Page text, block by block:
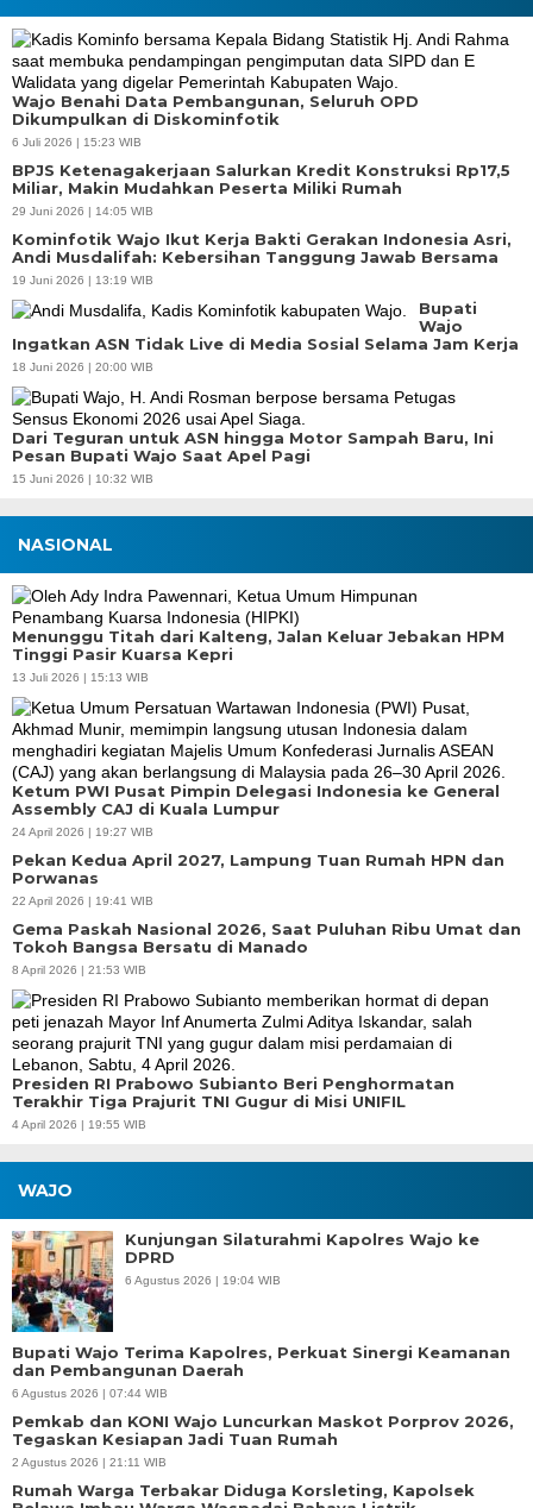
Wajo Benahi Data Pembangunan, Seluruh OPD
Dikumpulkan di Diskominfotik
6 Juli 2026 | 15:23 WIB
BPJS Ketenagakerjaan Salurkan Kredit Konstruksi Rp17,5
Miliar, Makin Mudahkan Peserta Miliki Rumah
29 Juni 2026 | 14:05 WIB
Kominfotik Wajo Ikut Kerja Bakti Gerakan Indonesia Asri,
Andi Musdalifah: Kebersihan Tanggung Jawab Bersama
19 Juni 2026 | 13:19 WIB
Bupati
Wajo
Ingatkan ASN Tidak Live di Media Sosial Selama Jam Kerja
18 Juni 2026 | 20:00 WIB
Dari Teguran untuk ASN hingga Motor Sampah Baru, Ini
Pesan Bupati Wajo Saat Apel Pagi
15 Juni 2026 | 10:32 WIB
NASIONAL
Menunggu Titah dari Kalteng, Jalan Keluar Jebakan HPM
Tinggi Pasir Kuarsa Kepri
13 Juli 2026 | 15:13 WIB
Ketum PWI Pusat Pimpin Delegasi Indonesia ke General
Assembly CAJ di Kuala Lumpur
24 April 2026 | 19:27 WIB
Pekan Kedua April 2027, Lampung Tuan Rumah HPN dan
Porwanas
22 April 2026 | 19:41 WIB
Gema Paskah Nasional 2026, Saat Puluhan Ribu Umat dan
Tokoh Bangsa Bersatu di Manado
8 April 2026 | 21:53 WIB
Presiden RI Prabowo Subianto Beri Penghormatan
Terakhir Tiga Prajurit TNI Gugur di Misi UNIFIL
4 April 2026 | 19:55 WIB
WAJO
Kunjungan Silaturahmi Kapolres Wajo ke
DPRD
6 Agustus 2026 | 19:04 WIB
Bupati Wajo Terima Kapolres, Perkuat Sinergi Keamanan
dan Pembangunan Daerah
6 Agustus 2026 | 07:44 WIB
Pemkab dan KONI Wajo Luncurkan Maskot Porprov 2026,
Tegaskan Kesiapan Jadi Tuan Rumah
2 Agustus 2026 | 21:11 WIB
Rumah Warga Terbakar Diduga Korsleting, Kapolsek